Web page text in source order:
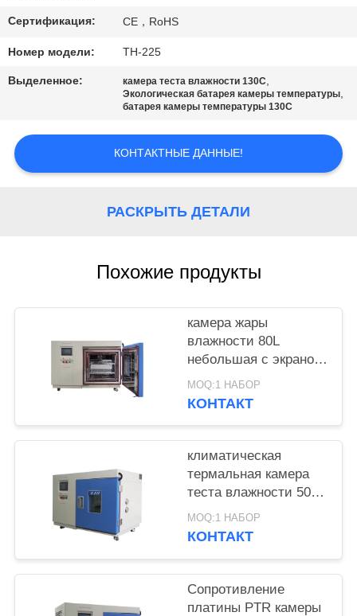
НОВОСТИ
ЦИТАТУ
КАРТА
САЙТА
Сертификация: CE，RoHS
Номер модели: TH-225
Выделенное: камера теста влажности 130C,
Экологическая батарея камеры температуры,
батарея камеры температуры 130C
КОНТАКТНЫЕ ДАННЫЕ!
РАСКРЫТЬ ДЕТАЛИ
Похожие продукты
камера жары
влажности 80L
небольшая с экраном
касания LCD
MOQ:1 НАБОР
КОНТАКТ
климатическая
термальная камера
теста влажности 50L
с внешним защитным
покрытием стальной
MOQ:1 НАБОР
КОНТАКТ
Сопротивление
платины PTR камеры